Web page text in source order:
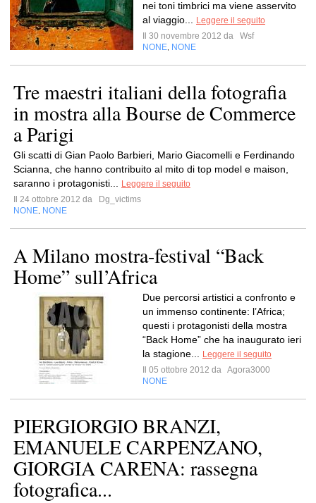
nei toni timbrici ma viene asservito
al viaggio...
Leggere il seguito
Il 30 novembre 2012 da
Wsf
NONE NONE
Tre maestri italiani della fotografia
in mostra alla Bourse de Commerce
a Parigi
Gli scatti di Gian Paolo Barbieri, Mario Giacomelli e Ferdinando
Scianna, che hanno contribuito al mito di top model e maison,
saranno i protagonisti...
Leggere il seguito
Il 24 ottobre 2012 da
Dg_victims
NONE NONE
A Milano mostra-festival “Back
Home” sull’Africa
Due percorsi artistici a confronto e
un immenso continente: l’Africa;
questi i protagonisti della mostra
“Back Home” che ha inaugurato ieri
la stagione...
Leggere il seguito
Il 05 ottobre 2012 da Agora3000
NONE
PIERGIORGIO BRANZI,
EMANUELE CARPENZANO,
GIORGIA CARENA: rassegna
fotografica...